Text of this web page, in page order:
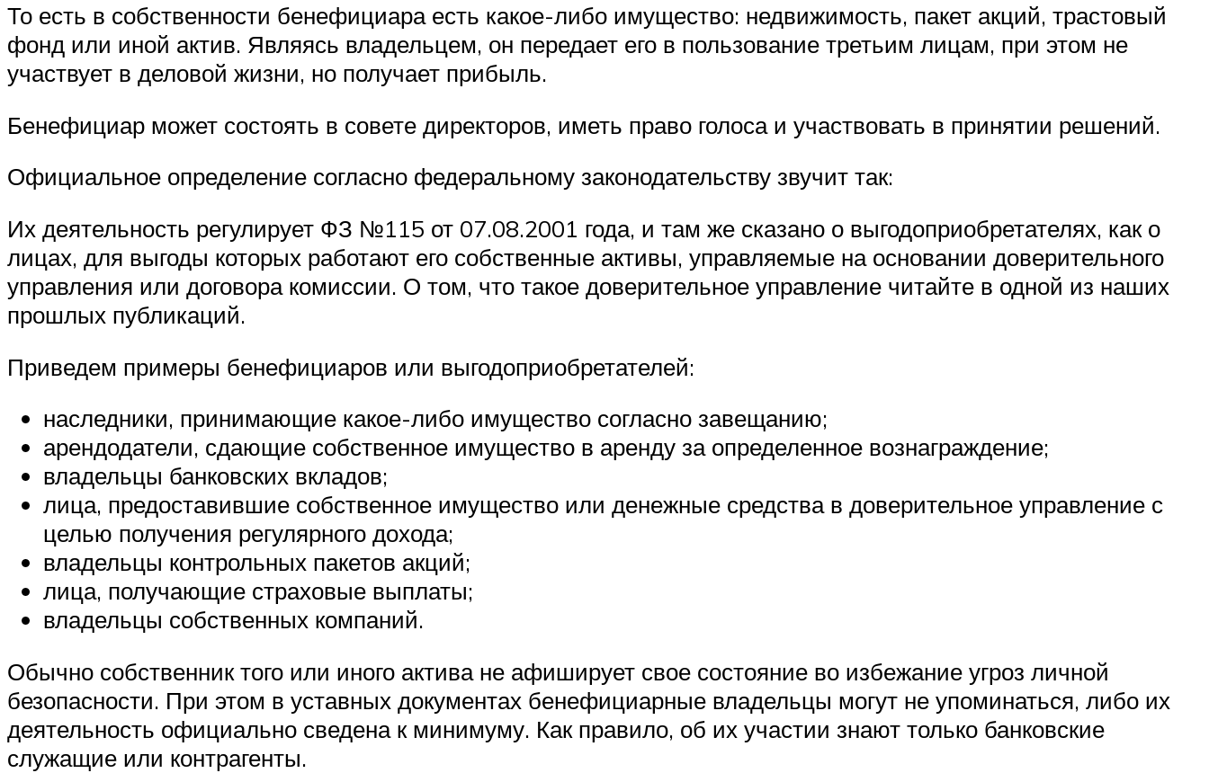
То есть в собственности бенефициара есть какое-либо имущество: недвижимость, пакет акций, трастовый
фонд или иной актив. Являясь владельцем, он передает его в пользование третьим лицам, при этом не
участвует в деловой жизни, но получает прибыль.
Бенефициар может состоять в совете директоров, иметь право голоса и участвовать в принятии решений.
Официальное определение согласно федеральному законодательству звучит так:
Их деятельность регулирует ФЗ №115 от 07.08.2001 года, и там же сказано о выгодоприобретателях, как о
лицах, для выгоды которых работают его собственные активы, управляемые на основании доверительного
управления или договора комиссии. О том, что такое доверительное управление читайте в одной из наших
прошлых публикаций.
Приведем примеры бенефициаров или выгодоприобретателей:
наследники, принимающие какое-либо имущество согласно завещанию;
арендодатели, сдающие собственное имущество в аренду за определенное вознаграждение;
владельцы банковских вкладов;
лица, предоставившие собственное имущество или денежные средства в доверительное управление с
целью получения регулярного дохода;
владельцы контрольных пакетов акций;
лица, получающие страховые выплаты;
владельцы собственных компаний.
Обычно собственник того или иного актива не афиширует свое состояние во избежание угроз личной
безопасности. При этом в уставных документах бенефициарные владельцы могут не упоминаться, либо их
деятельность официально сведена к минимуму. Как правило, об их участии знают только банковские
служащие или контрагенты.